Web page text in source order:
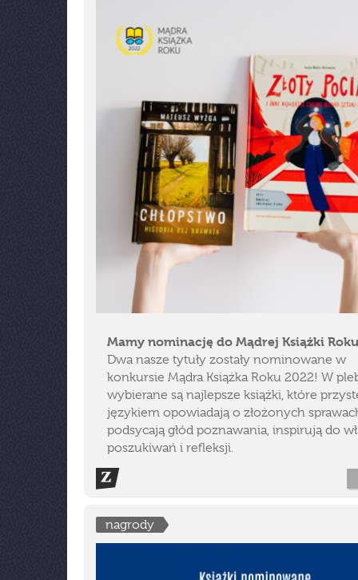
Mamy nominację do Mądrej Książki
Dwa nasze tytuły zostały nominowane w
konkursie Mądra Książka Roku 2022! W
wybierane są najlepsze książki, które
językiem opowiadają o złożonych
podsycają głód poznawania, inspirują do
poszukiwań i refleksji.
nagrody